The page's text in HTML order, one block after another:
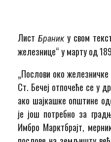
ЛистБранику свом
железнице“ у марту од
„Послови око
Ст. Бечеј отпочеће се у
ако шајкашке општине
је још потребно за
Имбро Марктбрајт,